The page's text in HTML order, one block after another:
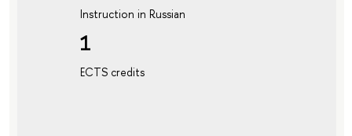
Instruction in Russian
1
ECTS credits